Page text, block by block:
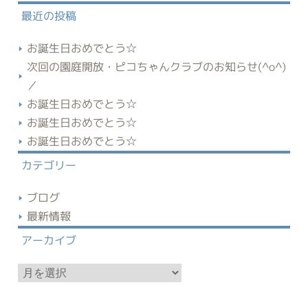
最近の投稿
お誕生日おめでとう☆
次回の園庭開放・ピコちゃんクラブのお知らせ(^o^)
／
お誕生日おめでとう☆
お誕生日おめでとう☆
お誕生日おめでとう☆
カテゴリー
ブログ
最新情報
アーカイブ
ア
ー